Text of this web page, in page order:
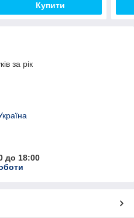
Купити
за рік
до 18:00